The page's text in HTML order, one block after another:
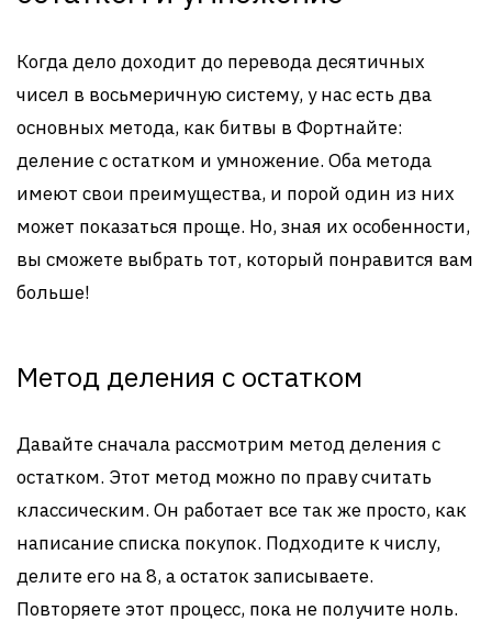
Когда дело доходит до перевода десятичных
чисел в восьмеричную систему, у нас есть два
основных метода, как битвы в Фортнайте:
деление с остатком и умножение. Оба метода
имеют свои преимущества, и порой один из них
может показаться проще. Но, зная их особенности,
вы сможете выбрать тот, который понравится вам
больше!
Метод деления с остатком
Давайте сначала рассмотрим метод деления с
остатком. Этот метод можно по праву считать
классическим. Он работает все так же просто, как
написание списка покупок. Подходите к числу,
делите его на 8, а остаток записываете.
Повторяете этот процесс, пока не получите ноль.